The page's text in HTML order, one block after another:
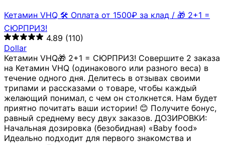
Кетамин VHQ 🛠 Оплата от 1500₽ за клад / 🎁 2+1 =
СЮРПРИЗ!
4.89 (110)
Dollar
Кетамин VHQ🎁 2+1 = СЮРПРИЗ! Совершите 2 заказа
на Кетамин VHQ (одинакового или разного веса) в
течение одного дня. Делитесь в отзывах своими
трипами и рассказами о товаре, чтобы каждый
желающий понимал, с чем он столкнется. Нам будет
приятно почитать ваши истории! 😊 Получите бонус,
равный среднему весу двух заказов. ДОЗИРОВКИ:
Начальная дозировка (безобидная) «Baby food»
Идеально подходит для первого знакомства и